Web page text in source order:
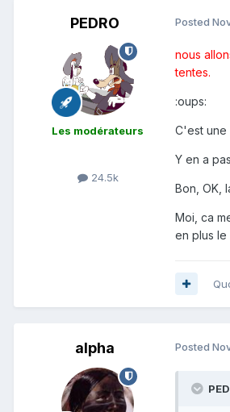
PEDRO
Les modérateurs
24.5k
Posted
nous
tentes.
:oups:
C'est une
Y en a
Bon, OK,
Moi, ca
en plus le
alpha Posted